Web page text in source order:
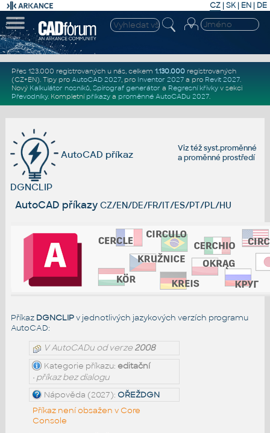
CZ | SK| EN | DE
Přes 123.000 registrovaných u nás, celkem 1.130.000registrovaných
(CZ+EN). Tipy pro AutoCAD 2027, pro Inventor 2027a pro Revit 2027.
Nový Kalkulátor nosníků, Spirograf generátor a Regresní křivkyv sekci
Převodníky. Kompletní příkazya proměnné AutoCADu 2027.
Viz téžsyst.proměnné
aproměnné prostředí
AutoCAD příkaz
DGNCLIP
AutoCAD příkazy CZ/EN/DE/FR/IT/ES/PT/PL/HU
Příkaz DGNCLIPv jednotlivých jazykových verzích programu
AutoCAD:
V AutoCADu od verze2008
Kategorie příkazu: editační
• příkaz bez dialogu
Nápověda (2027): OŘEŽDGN
Příkaz není obsažen v Core
Console